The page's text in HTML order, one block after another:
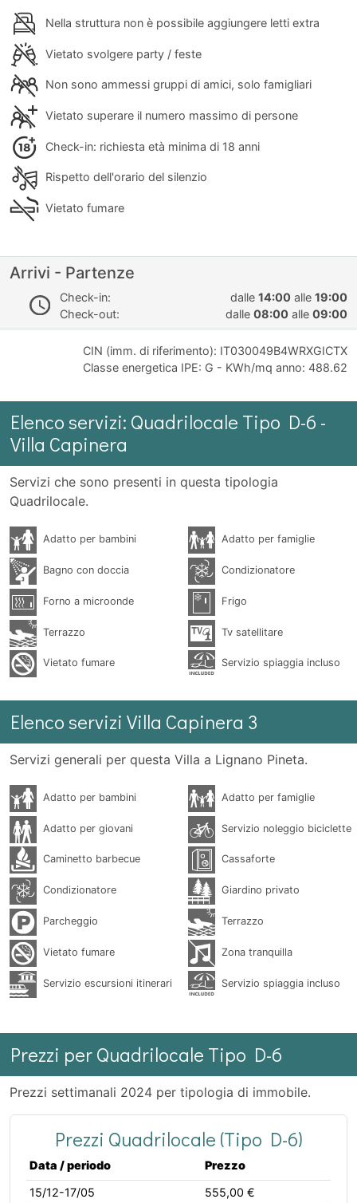
Nella struttura non è possibile aggiungere letti extra
Vietato svolgere party / feste
Non sono ammessi gruppi di amici, solo famigliari
Vietato superare il numero massimo di persone
Check-in: richiesta età minima di 18 anni
Rispetto dell'orario del silenzio
Vietato fumare
Arrivi - Partenze
Check-in: dalle 14:00 alle 19:00
Check-out:
dalle 08:00 alle 09:00
CIN (imm. di riferimento): IT030049B4WRXGICTX
Classe energetica IPE: G - KWh/mq anno: 488.62
Elenco servizi: Quadrilocale Tipo D-6 -
Villa Capinera
Servizi che sono presenti in questa tipologia
Quadrilocale.
Adatto per bambini Adatto per famiglie
Bagno con doccia Condizionatore
Forno a microonde Frigo
Terrazzo Tv satellitare
Vietato fumare Servizio spiaggia incluso
Elenco servizi Villa Capinera 3
Servizi generali per questa Villa a Lignano Pineta.
Adatto per bambini Adatto per famiglie
Adatto per giovani Servizio noleggio biciclette
Caminetto barbecue Cassaforte
Condizionatore Giardino privato
Parcheggio Terrazzo
Vietato fumare Zona tranquilla
Servizio escursioni itinerari Servizio spiaggia incluso
Prezzi per Quadrilocale Tipo D-6
Prezzi settimanali 2024 per tipologia di immobile.
Prezzi Quadrilocale (Tipo D-6)
Data / periodo
Prezzo
15/12-17/05
555,00 €